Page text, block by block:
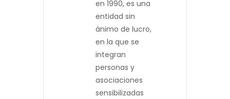
en 1990, es una
entidad sin
ánimo de lucro,
en la que se
integran
personas y
asociaciones
sensibilizadas